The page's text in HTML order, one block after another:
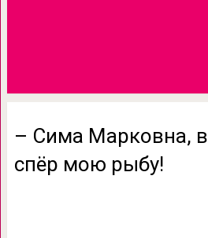
– Сима Марковна,
спёр мою рыбу!